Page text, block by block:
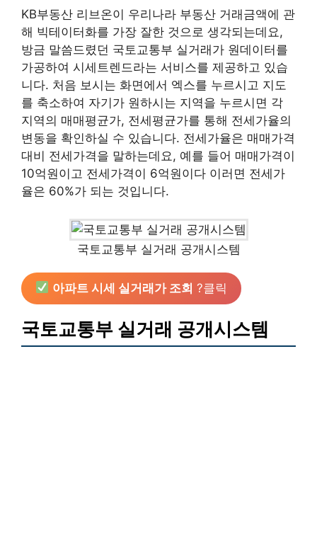
KB부동산 리브온이 우리나라 부동산 거래금액에 관
해 빅테이터화를 가장 잘한 것으로 생각되는데요,
방금 말씀드렸던 국토교통부 실거래가 원데이터를
가공하여 시세트렌드라는 서비스를 제공하고 있습
니다. 처음 보시는 화면에서 엑스를 누르시고 지도
를 축소하여 자기가 원하시는 지역을 누르시면 각
지역의 매매평균가, 전세평균가를 통해 전세가율의
변동을 확인하실 수 있습니다. 전세가율은 매매가격
대비 전세가격을 말하는데요, 예를 들어 매매가격이
10억원이고 전세가격이 6억원이다 이러면 전세가
율은 60%가 되는 것입니다.
국토교통부 실거래 공개시스템
아파트 시세 실거래가 조회 ?클릭
국토교통부 실거래 공개시스템